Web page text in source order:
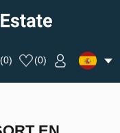
(0) (0)